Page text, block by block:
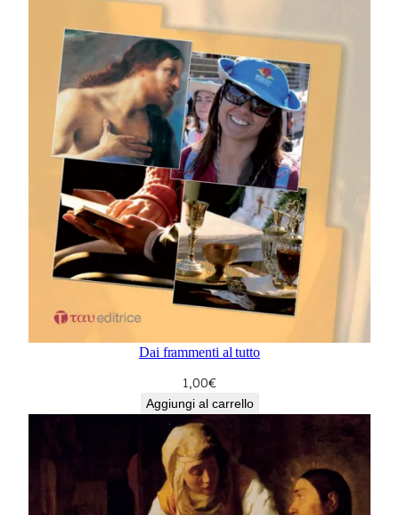
Dai frammenti al tutto
1,00€
Aggiungi al carrello